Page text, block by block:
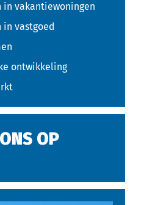
in vakantiewoningen
in vastgoed
ontwikkeling
OP